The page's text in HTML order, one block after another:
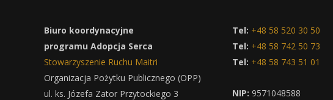
Biuro koordynacyjne
programu Adopcja Serca
Stowarzyszenie Ruchu Maitri
Organizacja Pożytku Publicznego (OPP)
ul. ks. Józefa Zator Przytockiego 3
Tel: +48 58 520 30 50
Tel: +48 58 742 50 73
Tel: +48 58 743 51 01
NIP: 9571048588